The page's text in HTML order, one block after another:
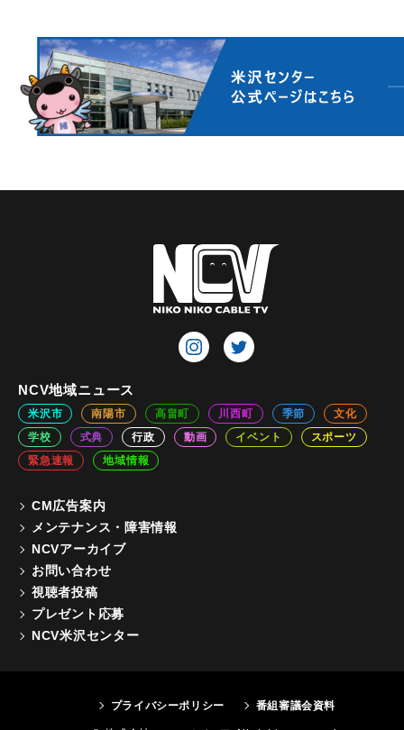
NCV地域ニュース
米沢市 南陽市 高畠町 川西町 季節
文化
学校
式典 行政 動画 イベント
スポーツ
緊急速報
地域情報
CM広告案内
メンテナンス・障害情報
NCVアーカイブ
お問い合わせ
視聴者投稿
プレゼント応募
NCV米沢センター
プライバシーポリシー 番組審議会資料